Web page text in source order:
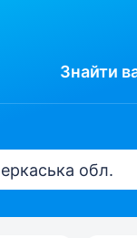
Знайти